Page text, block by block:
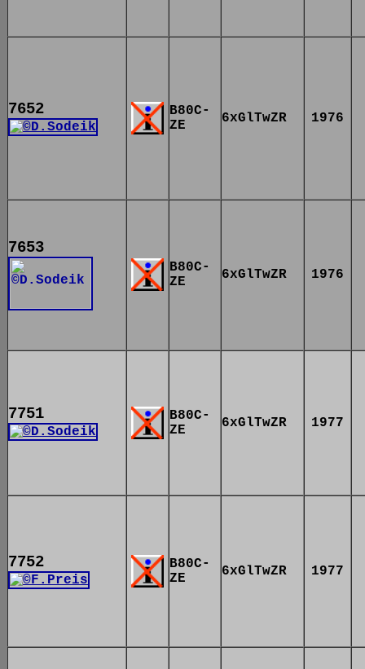
7652
B80C-
ZE
6xGlTwZR 1976
7653
B80C-
ZE
6xGlTwZR 1976
7751
B80C-
ZE
6xGlTwZR 1977
7752
B80C-
ZE
6xGlTwZR 1977